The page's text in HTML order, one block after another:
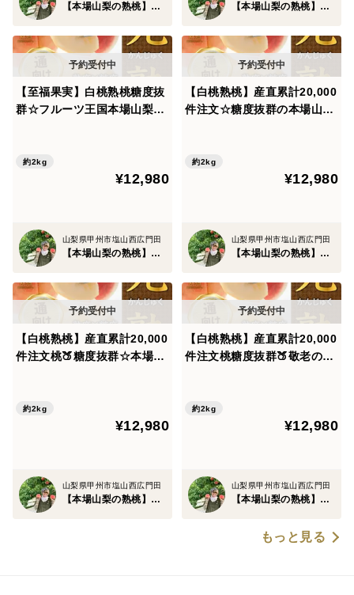
【本場山梨の熟桃】北井桃園～ぴ～ち姫の桃畑～ 【本場山梨の熟桃】北井桃園～ぴ～ち姫の桃畑～
【至福果実】白桃熟桃糖度抜
群☆フルーツ王国本場山梨が
高級志向ブランド桃【朝ど
れ】お得用約2kg【お中元ギ
約2kg
¥12,980
山梨県甲州市塩山西広門田
【本場山梨の熟桃】北井桃園～ぴ～ち姫の桃畑～
【白桃熟桃】産直累計20,000
件注文☆糖度抜群の本場山梨
志向ブランド桃【朝どれ】お
得用約2kg【お中元ギフト】
約2kg
¥12,980
山梨県甲州市塩山西広門田
【本場山梨の熟桃】北井桃園～ぴ～ち姫の桃畑～
【白桃熟桃】産直累計20,000
件注文桃🍑糖度抜群☆本場山
級志向ブランド桃🍑お得用約
2kg🍑お中元ギフト🍑【朝ど
約2kg
¥12,980
山梨県甲州市塩山西広門田
【本場山梨の熟桃】北井桃園～ぴ～ち姫の桃畑～
【白桃熟桃】産直累計20,000
件注文桃糖度抜群🍑敬老の日
極み『完熟』高級志向ブラン
ド【朝どれ桃】お得用約2kg
約2kg
¥12,980
山梨県甲州市塩山西広門田
【本場山梨の熟桃】北井桃園～ぴ～ち姫の桃畑～
もっと見る